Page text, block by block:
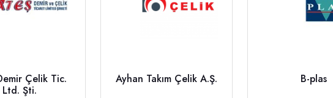
Çelik Tic.
Ltd. Şti.
Ayhan Takım Çelik A.Ş. B-plas